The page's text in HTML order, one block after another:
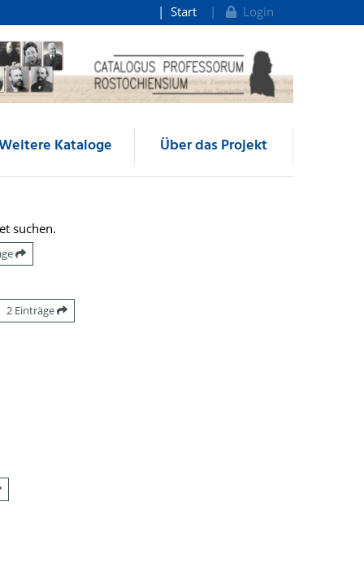
Start Login
Kataloge Über das Projekt
suchen.
2 Einträge